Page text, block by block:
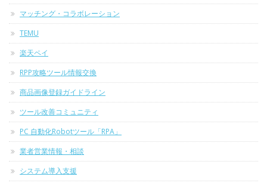
マッチング・コラボレーション
TEMU
楽天ペイ
RPP攻略ツール情報交換
商品画像登録ガイドライン
ツール改善コミュニティ
PC 自動化Robotツール「RPA」
業者営業情報・相談
システム導入支援